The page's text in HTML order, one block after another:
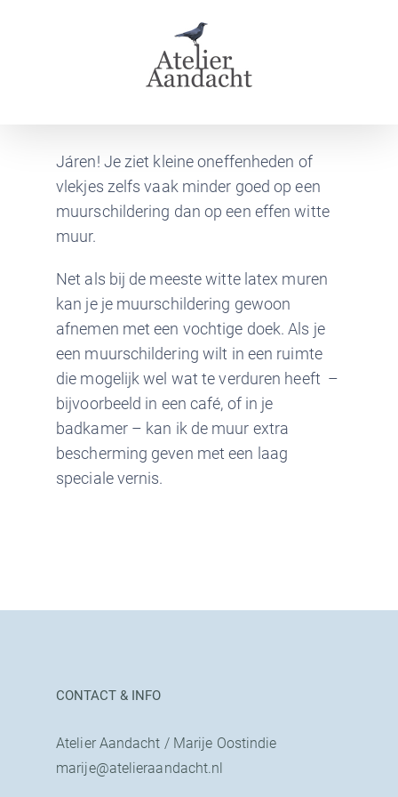
Járen! Je ziet kleine oneffenheden of
vlekjes zelfs vaak minder goed op een
muurschildering dan op een effen witte
muur.
Net als bij de meeste witte latex muren
kan je je muurschildering gewoon
afnemen met een vochtige doek. Als je
een muurschildering wilt in een ruimte
die mogelijk wel wat te verduren heeft –
bijvoorbeeld in een café, of in je
badkamer – kan ik de muur extra
bescherming geven met een laag
speciale vernis.
CONTACT & INFO
Atelier Aandacht / Marije Oostindie
marije@atelieraandacht.nl